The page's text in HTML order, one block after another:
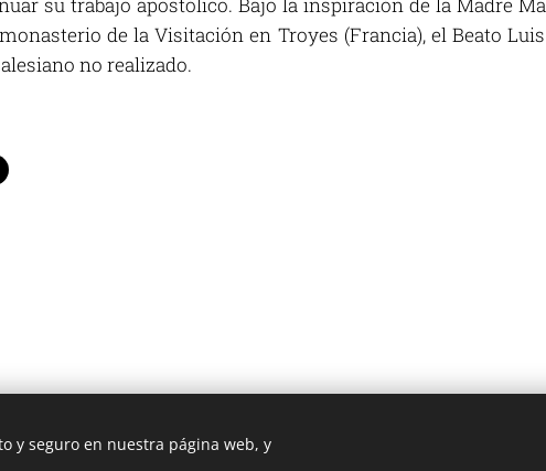
de la Visitación en Troyes (Francia), el Beato
no realizado.
ROMA
y seguro en nuestra página web, y